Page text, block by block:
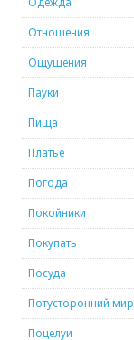
Отношения
Ощущения
Пауки
Пища
Платье
Погода
Покойники
Покупать
Посуда
Потусторонний мир
Поцелуи